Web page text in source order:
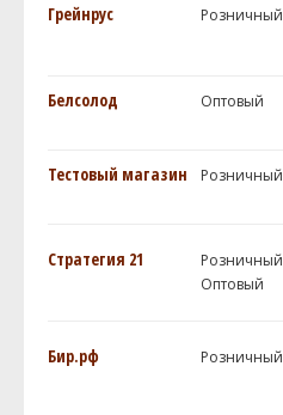
Грейнрус Розничный
Белсолод Оптовый
Тестовый магазин Розничный
Стратегия 21
Розничный
Оптовый
Бир.рф Розничный